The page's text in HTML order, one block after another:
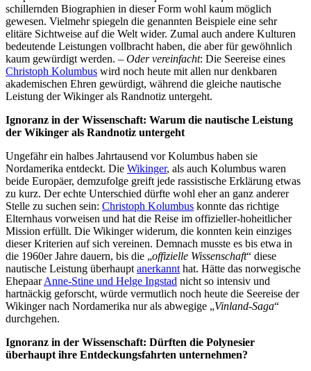
schillernden Biographien in dieser Form wohl kaum möglich
gewesen. Vielmehr spiegeln die genannten Beispiele eine sehr
elitäre Sichtweise auf die Welt wider. Zumal auch andere Kulturen
bedeutende Leistungen vollbracht haben, die aber für gewöhnlich
kaum gewürdigt werden. – Oder vereinfacht: Die Seereise eines
Christoph Kolumbus wird noch heute mit allen nur denkbaren
akademischen Ehren gewürdigt, während die gleiche nautische
Leistung der Wikinger als Randnotiz untergeht.
Ignoranz in der Wissenschaft: Warum die nautische Leistung
der Wikinger als Randnotiz untergeht
Ungefähr ein halbes Jahrtausend vor Kolumbus haben sie
Nordamerika entdeckt. Die Wikinger, als auch Kolumbus waren
beide Europäer, demzufolge greift jede rassistische Erklärung etwas
zu kurz. Der echte Unterschied dürfte wohl eher an ganz anderer
Stelle zu suchen sein: Christoph Kolumbus konnte das richtige
Elternhaus vorweisen und hat die Reise im offizieller-hoheitlicher
Mission erfüllt. Die Wikinger widerum, die konnten kein einziges
dieser Kriterien auf sich vereinen. Demnach musste es bis etwa in
die 1960er Jahre dauern, bis die „offizielle Wissenschaft“ diese
nautische Leistung überhaupt anerkannt hat. Hätte das norwegische
EhepaarAnne-Stine und Helge Ingstad nicht so intensiv und
hartnäckig geforscht, würde vermutlich noch heute die Seereise der
Wikinger nach Nordamerika nur als abwegige „Vinland-Saga“
durchgehen.
Ignoranz in der Wissenschaft: Dürften die Polynesier
überhaupt ihre Entdeckungsfahrten unternehmen?